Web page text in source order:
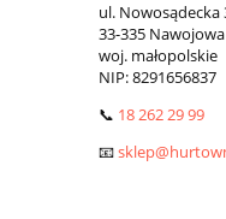
ul. Nowosądecka
33-335 Nawojowa
woj. małopolskie
NIP:8291656837
📞 18 262 29 99
📧